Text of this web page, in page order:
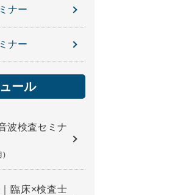
ナー
ナー
ール
波検査セミナ
)
臨床×検査士